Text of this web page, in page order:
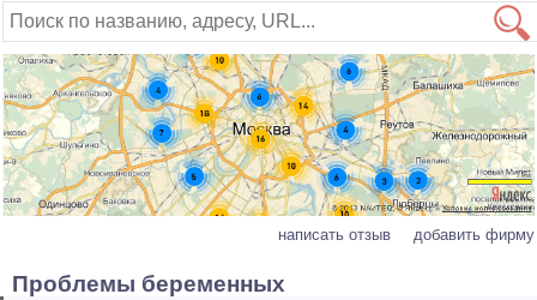
написать отзыв добавить фирму
Проблемы беременных